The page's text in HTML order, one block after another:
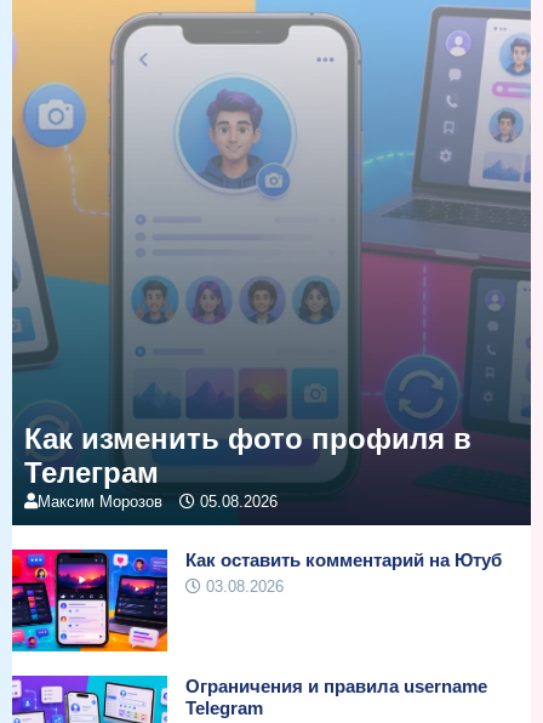
Как изменить фото профиля в
Телеграм
Максим Морозов 05.08.2026
Как оставить комментарий на Ютуб
03.08.2026
Ограничения и правила username
Telegram